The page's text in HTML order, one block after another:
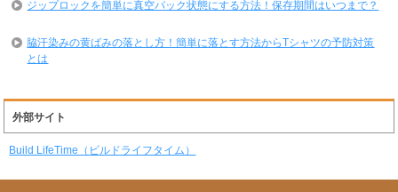
ジップロックを簡単に真空パック状態にする方法！保存期間はいつまで？
脇汗染みの黄ばみの落とし方！簡単に落とす方法からTシャツの予防対策
とは
外部サイト
Build LifeTime（ビルドライフタイム）